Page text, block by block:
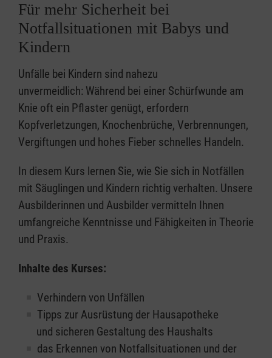
Für mehr Sicherheit bei
Notfallsituationen mit Babys und
Kindern
Unfälle bei Kindern sind nahezu
unvermeidlich: Während bei einer Schürfwunde am
Knie oft ein Pflaster genügt, erfordern
Kopfverletzungen, Knochenbrüche, Verbrennungen,
Vergiftungen und hohes Fieber schnelles Handeln.
In diesem Kurs lernen Sie, wie Sie sich in Notfällen
mit Säuglingen und Kindern richtig verhalten. Unsere
Ausbilderinnen und Ausbilder vermitteln Ihnen
umfangreiche Kenntnisse und Fähigkeiten in Theorie
und Praxis.
Inhalte des Kurses:
Verhindern von Unfällen
Tipps zur Ausrüstung der Hausapotheke
und sicheren Gestaltung des Haushalts
das Erkennen von Notfallsituationen und der